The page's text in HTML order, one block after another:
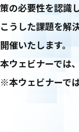
策の必要性を認識
こうした課題を解
開催いたします。
本ウェビナーでは
※本ウェビナーで